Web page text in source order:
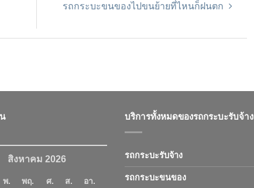
รถกระบะขนของไปขนย้ายที่ไหนก็ฝนตก
สิงหาคม 2026
พ. พฤ. ศ. ส. อา.
บริการทั้งหมดของรถกระบะรับจ้าง
รถกระบะรับจ้าง
รถกระบะขนของ